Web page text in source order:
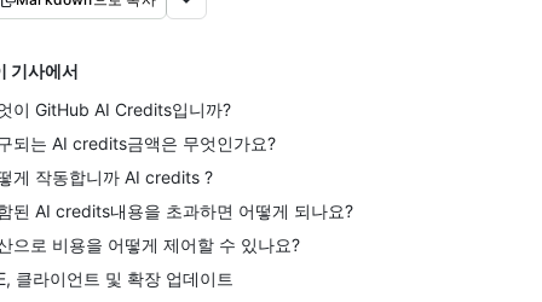
기사에서
이 GitHub AI Credits입니까?
되는 AI credits금액은 무엇인가요?
게 작동합니까 AI credits ?
된 AI credits내용을 초과하면 어떻게 되나요?
으로 비용을 어떻게 제어할 수 있나요?
클라이언트 및 확장 업데이트